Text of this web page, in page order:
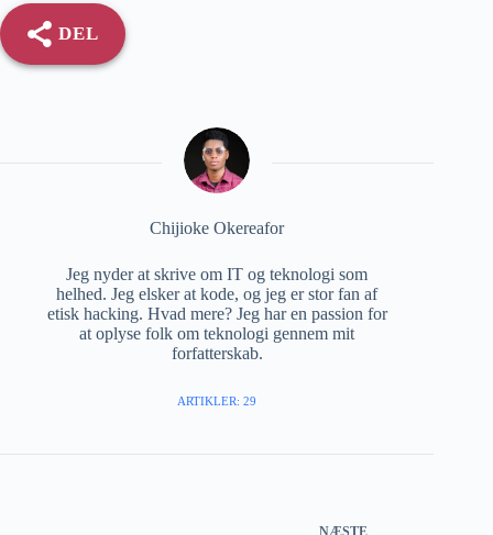
DEL
Chijioke Okereafor
Jeg nyder at skrive om IT og teknologi som
helhed. Jeg elsker at kode, og jeg er stor fan af
etisk hacking. Hvad mere? Jeg har en passion for
at oplyse folk om teknologi gennem mit
forfatterskab.
ARTIKLER: 29